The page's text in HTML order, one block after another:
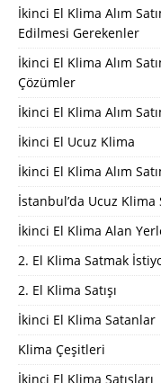
İkinci El Klima Alım
Edilmesi Gerekenler
İkinci El Klima Alım
Çözümler
İkinci El Klima Alım
İkinci El Ucuz Klima
İkinci El Klima Alım
İstanbul’da Ucuz Klima
İkinci El Klima Alan
2. El Klima Satmak
2. El Klima Satışı
İkinci El Klima Satanlar
Klima Çeşitleri
İkinci El Klima Satışları